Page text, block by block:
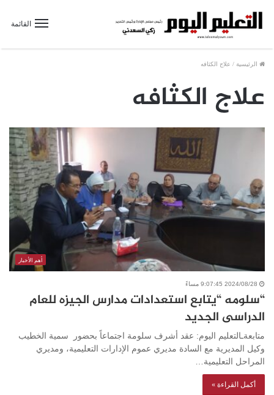
القائمة
الرئيسية / علاج الكثافه
علاج الكثافه
أهم الأخبار
2024/08/28 9:07:45 مساءً
“سلومه “يتابع استعدادات مدارس الجيزه للعام
الدراسى الجديد
متابعةـالتعليم اليوم: عقد أشرف سلومة اجتماعاً بحضور سمية الخطيب
وكيل المديرية مع السادة مديري عموم الإدارات التعليمية، ومديري
المراحل التعليمية…
أكمل القراءة »